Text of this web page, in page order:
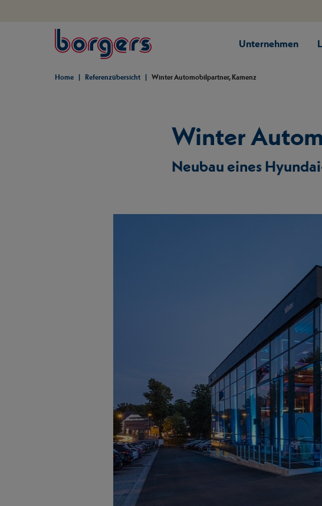
Borgers Unternehmen
Home Referenzübersicht Winter Automobilpartner, Kamenz
Winter
Neubau eines